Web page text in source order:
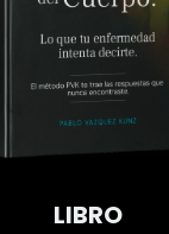
LIBRO